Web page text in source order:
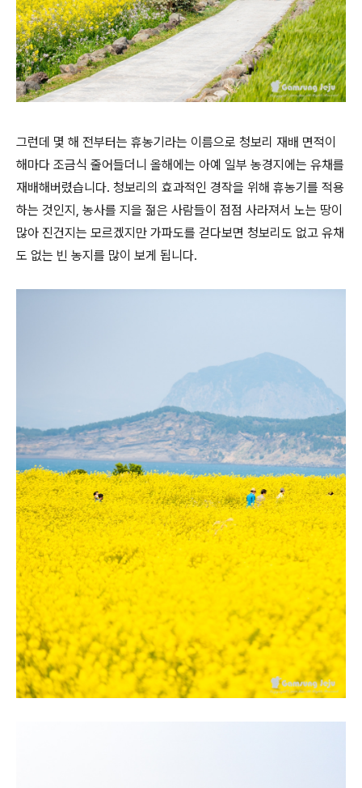
그런데 몇 해 전부터는 휴농기라는 이름으로 청보리 재배 면적이
해마다 조금식 줄어들더니 올해에는 아예 일부 농경지에는 유채를
재배해버렸습니다. 청보리의 효과적인 경작을 위해 휴농기를 적용
하는 것인지, 농사를 지을 젊은 사람들이 점점 사라져서 노는 땅이
많아 진건지는 모르겠지만 가파도를 걷다보면 청보리도 없고 유채
도 없는 빈 농지를 많이 보게 됩니다.